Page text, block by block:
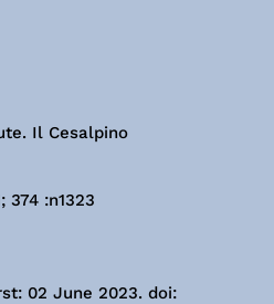
Il Cesalpino
:n1323
02 June 2023. doi: